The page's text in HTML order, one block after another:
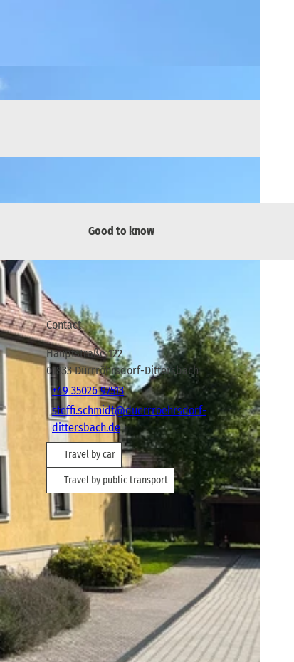
Good to know
Contact
Hauptstraße 122
01833Dürrröhrsdorf-Dittersbach
+49 35026 97513
steffi.schmidt@duerrroehrsdorf-
dittersbach.de
Travel by car
Travel by public transport